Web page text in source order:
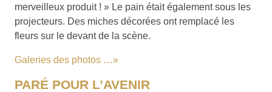
merveilleux produit ! » Le pain était également sous les
projecteurs. Des miches décorées ont remplacé les
fleurs sur le devant de la scène.
Galeries des photos …»
PARÉ POUR L’AVENIR